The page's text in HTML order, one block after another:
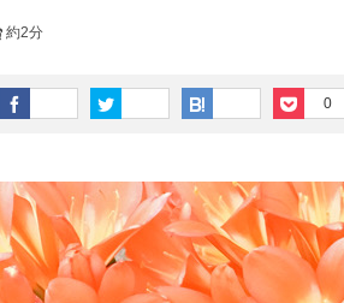
約2分
0